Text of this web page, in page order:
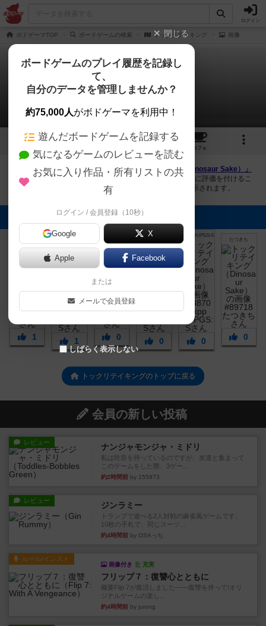
ログイン
ボドゲーマTOP ボードゲームの検索 トックリテイキング 画像
トックリテイキング
6件の画像
6 6
カフェ
ボドゲーマにログインすると、 「トックリテイキング（Dinosaur Sake）」
の画像をアップロード出来たり、他のユーザーの投稿画像に評価を付けるこ
とができます。また、トップ6の画像は様々なページで表示されます。
トップに表示される画像
1
mkpp @UPGS:S
1
たつきち
0
mkpp @UPGS:S
0
mkpp @UPGS:S
0
たつきち
0
トックリテイキングのトップに戻る
会員の新しい投稿
レビュー ナンジャモンジャ・ミドリ
私は吃音を持っているのですが、友達と集まって
このゲームをした際、3ゲー...
約2時間前 by 155973
レビュー ジンラミー
トランプで遊べる2人対戦の麻雀風ゲームです。
10枚の手札で、同じスーツ...
約4時間前 by OSAっち
ルール/インスト
画像付き 充実
フリップ７：復讐心とともに
概要Flip 7が復活しました――復讐を伴って!オリ
ジナルゲームの楽し...
約4時間前 by jurong
閉じる
ボードゲームのプレイ履歴を記録し
て、
自分のデータを管理しませんか？
約75,000人がボドゲーマを利用中！
遊んだボードゲームを記録する
気になるゲームのレビューを読む
お気に入り作品・所有リストの共
有
ログイン / 会員登録（10秒）
Google X
Apple Facebook
または
メールで会員登録
しばらく表示しない